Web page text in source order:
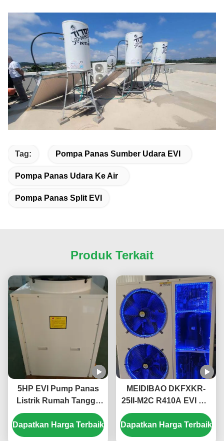
Tag: Pompa Panas Sumber Udara EVI
Pompa Panas Udara Ke Air
Pompa Panas Split EVI
Produk Terkait
5HP EVI Pump Panas
Listrik Rumah Tangga
Monoblock Pump
Panas Suhu Tinggi
Sampai 55 ° C
Dapatkan Harga Terbaik
MEIDIBAO DKFXKR-
25II-M2C R410A EVI DC
Inverter Panas Pompa
50Hz Air sumber tetap
Pemanas Air
Dapatkan Harga Terbaik